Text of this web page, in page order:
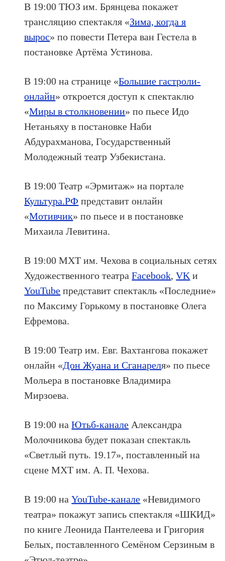
В 19:00 ТЮЗ им. Брянцева покажет
трансляцию спектакля «Зима, когда я
вырос» по повести Петера ван Гестела в
постановке Артёма Устинова.
В 19:00 на странице «Большие гастроли-
онлайн» откроется доступ к спектаклю
«Миры в столкновении» по пьесе Идо
Нетаньяху в постановке Наби
Абдурахманова, Государственный
Молодежный театр Узбекистана.
В 19:00 Театр «Эрмитаж» на портале
Культура.РФ представит онлайн
«Мотивчик» по пьесе и в постановке
Михаила Левитина.
В 19:00 МХТ им. Чехова в социальных сетях
Художественного театраFacebook,VK и
YouTube представит спектакль «Последние»
по Максиму Горькому в постановке Олега
Ефремова.
В 19:00 Театр им. Евг. Вахтангова покажет
онлайн «Дон Жуана и Сганареля» по пьесе
Мольера в постановке Владимира
Мирзоева.
В 19:00 наЮтьб-канале Александра
Молочникова будет показан спектакль
«Светлый путь. 19.17», поставленный на
сцене МХТ им. А. П. Чехова.
В 19:00 наYouTube-канале «Невидимого
театра» покажут запись спектакля «ШКИД»
по книге Леонида Пантелеева и Григория
Белых, поставленного Семёном Серзиным в